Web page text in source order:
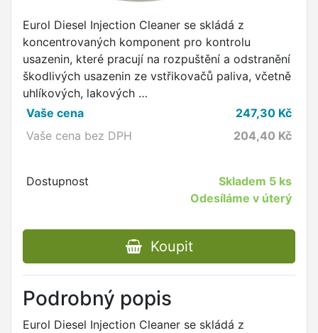
Eurol Diesel Injection Cleaner se skládá z
koncentrovaných komponent pro kontrolu
usazenin, které pracují na rozpuštění a odstranění
škodlivých usazenin ze vstřikovačů paliva, včetně
uhlíkových, lakových …
Vaše cena
247,30 Kč
Vaše cena bez DPH
204,40 Kč
Dostupnost Skladem 5 ks
Odesíláme v úterý
Koupit
Podrobný popis
Eurol Diesel Injection Cleaner se skládá z